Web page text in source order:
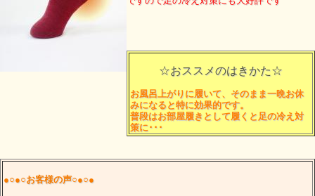
☆おススメのはきかた☆
お風呂上がりに履いて、そのまま一晩お休
みになると特に効果的です。
普段はお部屋履きとして履くと足の冷え対
策に･･･
●○●○お客様の声○●○●